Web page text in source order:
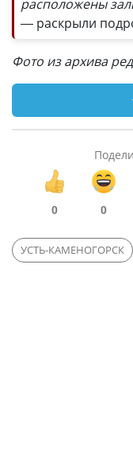
расположены
— раскрыли
Фото из архива
0 0
УСТЬ-КАМЕНОГОРСК